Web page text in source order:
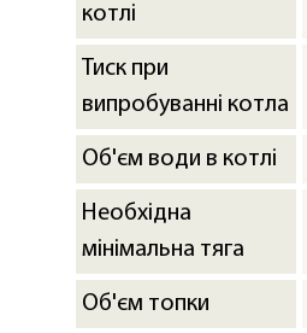
котлі
Тиск при
випробуванні котла
Об'єм води в котлі
Необхідна
мінімальна тяга
Об'єм топки